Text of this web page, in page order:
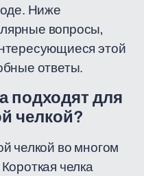
Ниже
вопросы,
этой
ответы.
подходят для
челкой?
челкой во многом
челка